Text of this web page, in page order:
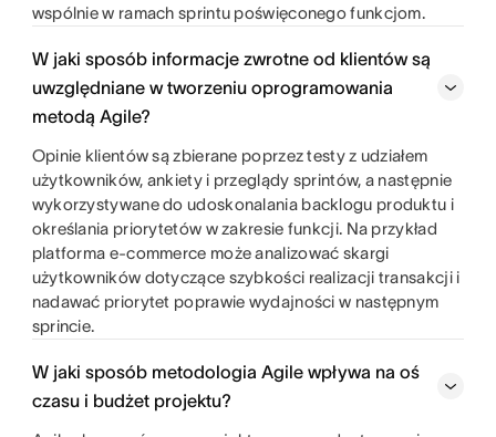
wspólnie w ramach sprintu poświęconego funkcjom.
W jaki sposób informacje zwrotne od klientów są
uwzględniane w tworzeniu oprogramowania
metodą Agile?
Opinie klientów są zbierane poprzez testy z udziałem
użytkowników, ankiety i przeglądy sprintów, a następnie
wykorzystywane do udoskonalania backlogu produktu i
określania priorytetów w zakresie funkcji. Na przykład
platforma e-commerce może analizować skargi
użytkowników dotyczące szybkości realizacji transakcji i
nadawać priorytet poprawie wydajności w następnym
sprincie.
W jaki sposób metodologia Agile wpływa na oś
czasu i budżet projektu?